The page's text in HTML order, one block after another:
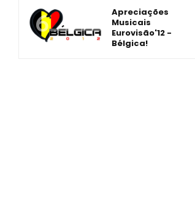
Apreciações
Musicais
Eurovisão'12 -
Bélgica!